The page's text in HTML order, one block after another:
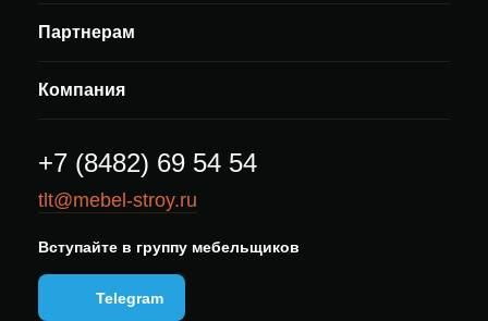
Партнерам
Компания
+7 (8482) 69 54 54
tlt@mebel-stroy.ru
Вступайте в группу мебельщиков
Telegram